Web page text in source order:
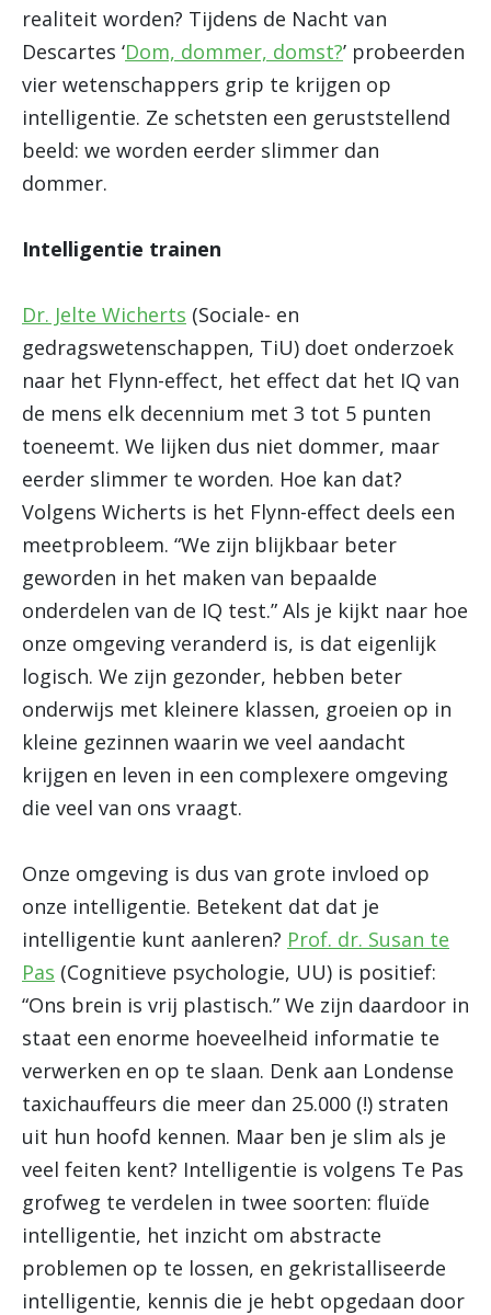
realiteit worden? Tijdens de Nacht van
Descartes ‘Dom, dommer, domst?’ probeerden
vier wetenschappers grip te krijgen op
intelligentie. Ze schetsten een geruststellend
beeld: we worden eerder slimmer dan
dommer.
Intelligentie trainen
Dr. Jelte Wicherts (Sociale- en
gedragswetenschappen, TiU) doet onderzoek
naar het Flynn-effect, het effect dat het IQ van
de mens elk decennium met 3 tot 5 punten
toeneemt. We lijken dus niet dommer, maar
eerder slimmer te worden. Hoe kan dat?
Volgens Wicherts is het Flynn-effect deels een
meetprobleem. “We zijn blijkbaar beter
geworden in het maken van bepaalde
onderdelen van de IQ test.” Als je kijkt naar hoe
onze omgeving veranderd is, is dat eigenlijk
logisch. We zijn gezonder, hebben beter
onderwijs met kleinere klassen, groeien op in
kleine gezinnen waarin we veel aandacht
krijgen en leven in een complexere omgeving
die veel van ons vraagt.
Onze omgeving is dus van grote invloed op
onze intelligentie. Betekent dat dat je
intelligentie kunt aanleren? Prof. dr. Susan te
Pas (Cognitieve psychologie, UU) is positief:
“Ons brein is vrij plastisch.” We zijn daardoor in
staat een enorme hoeveelheid informatie te
verwerken en op te slaan. Denk aan Londense
taxichauffeurs die meer dan 25.000 (!) straten
uit hun hoofd kennen. Maar ben je slim als je
veel feiten kent? Intelligentie is volgens Te Pas
grofweg te verdelen in twee soorten: fluïde
intelligentie, het inzicht om abstracte
problemen op te lossen, en gekristalliseerde
intelligentie, kennis die je hebt opgedaan door